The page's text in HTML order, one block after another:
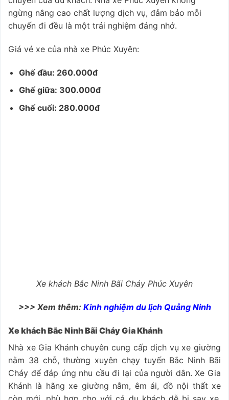
ngừng nâng cao chất lượng dịch vụ, đảm bảo mỗi
chuyến đi đều là một trải nghiệm đáng nhớ.
Giá vé xe của nhà xe Phúc Xuyên:
Ghế đầu: 260.000đ
Ghế giữa: 300.000đ
Ghế cuối: 280.000đ
Xe khách Bắc Ninh Bãi Cháy Phúc Xuyên
>>> Xem thêm: Kinh nghiệm du lịch Quảng Ninh
Xe khách Bắc Ninh Bãi Cháy Gia Khánh
Nhà xe Gia Khánh chuyên cung cấp dịch vụ xe giường
nằm 38 chỗ, thường xuyên chạy tuyến Bắc Ninh Bãi
Cháy để đáp ứng nhu cầu đi lại của người dân. Xe Gia
Khánh là hãng xe giường nằm, êm ái, đồ nội thất xe